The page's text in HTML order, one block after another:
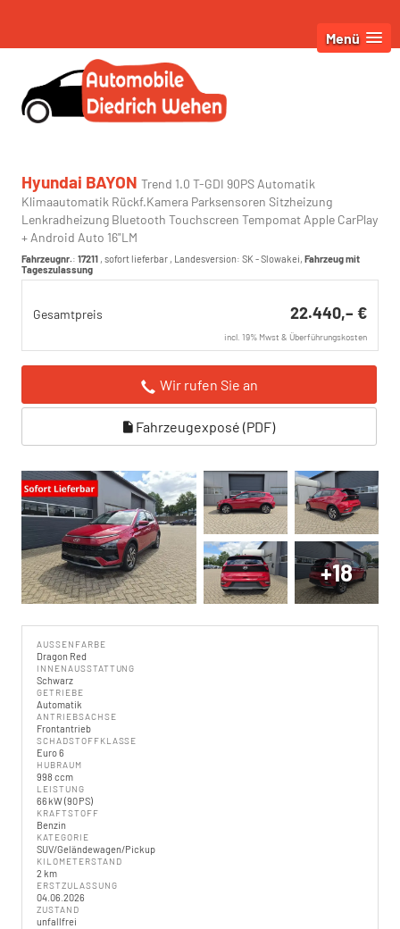
Menü
Hyundai BAYON Trend 1.0 T-GDI 90PS Automatik
Klimaautomatik Rückf.Kamera Parksensoren Sitzheizung
Lenkradheizung Bluetooth Touchscreen Tempomat Apple CarPlay
+ Android Auto 16"LM
Fahrzeugnr.: 17211 , sofort lieferbar , Landesversion: SK - Slowakei, Fahrzeug mit
Tageszulassung
Gesamtpreis 22.440,– €
incl. 19% Mwst & Überführungskosten
Wir rufen Sie an
Fahrzeugexposé (PDF)
+18
AUSSENFARBE
Dragon Red
INNENAUSSTATTUNG
Schwarz
GETRIEBE
Automatik
ANTRIEBSACHSE
Frontantrieb
SCHADSTOFFKLASSE
Euro 6
HUBRAUM
998 ccm
LEISTUNG
66 kW (90 PS)
KRAFTSTOFF
Benzin
KATEGORIE
SUV/Geländewagen/Pickup
KILOMETERSTAND
2 km
ERSTZULASSUNG
04.06.2026
ZUSTAND
unfallfrei